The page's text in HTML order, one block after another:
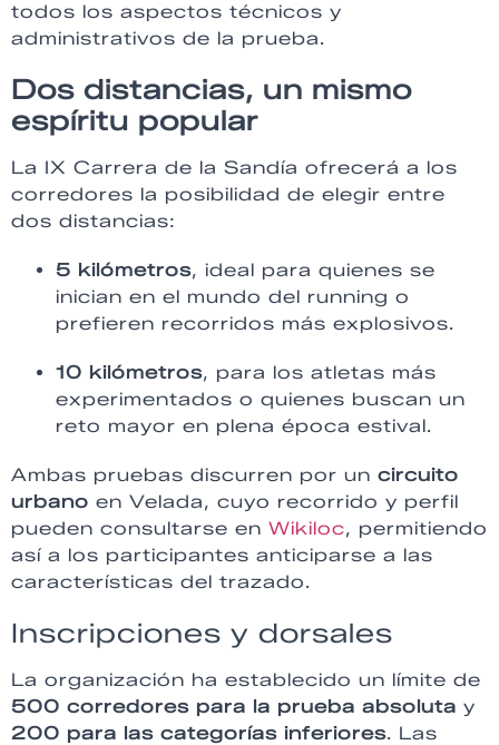
todos los aspectos técnicos y
administrativos de la prueba.
Dos distancias, un mismo
espíritu popular
La IX Carrera de la Sandía ofrecerá a los
corredores la posibilidad de elegir entre
dos distancias:
5 kilómetros, ideal para quienes se
inician en el mundo del running o
prefieren recorridos más explosivos.
10 kilómetros, para los atletas más
experimentados o quienes buscan un
reto mayor en plena época estival.
Ambas pruebas discurren por un circuito
urbano en Velada, cuyo recorrido y perfil
pueden consultarse en Wikiloc, permitiendo
así a los participantes anticiparse a las
características del trazado.
Inscripciones y dorsales
La organización ha establecido un límite de
500 corredores para la prueba absoluta y
200 para las categorías inferiores. Las